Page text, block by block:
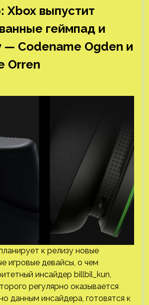
Xbox выпустит
геймпад и
— Codename Ogden и
Orren
к релизу новые
игровые девайсы, о чем
инсайдер billbil_kun,
регулярно оказывается
данным инсайдера, готовятся к